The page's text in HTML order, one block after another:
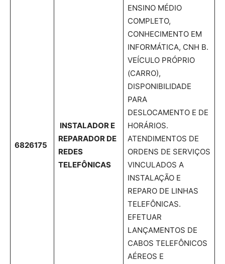
6826175
INSTALADOR E
REPARADOR DE
REDES
TELEFÔNICAS
ENSINO MÉDIO
COMPLETO,
CONHECIMENTO EM
INFORMÁTICA, CNH B.
VEÍCULO PRÓPRIO
(CARRO),
DISPONIBILIDADE
PARA
DESLOCAMENTO E DE
HORÁRIOS.
ATENDIMENTOS DE
ORDENS DE SERVIÇOS
VINCULADOS A
INSTALAÇÃO E
REPARO DE LINHAS
TELEFÔNICAS.
EFETUAR
LANÇAMENTOS DE
CABOS TELEFÔNICOS
AÉREOS E